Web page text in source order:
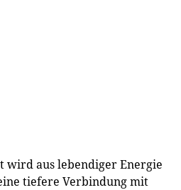
wird aus lebendiger Energie
tiefere Verbindung mit